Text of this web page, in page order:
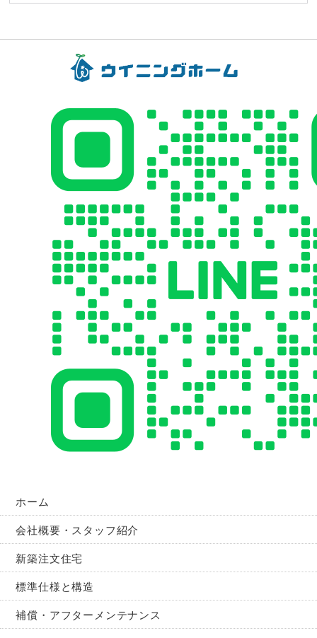
ホーム
会社概要・スタッフ紹介
新築注文住宅
標準仕様と構造
補償・アフターメンテナンス